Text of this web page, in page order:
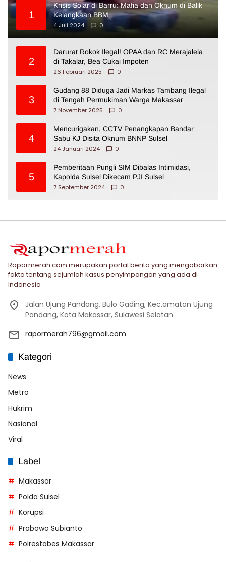
1
Krisis Solar di Barru: Mafia dan Oknum di Balik
Kelangkaan BBM
4 Juli 2024
0
2
Darurat Rokok Ilegal! OPAA dan RC Merajalela
di Takalar, Bea Cukai Impoten
26 Februari 2025
0
3
Gudang 88 Diduga Jadi Markas Tambang Ilegal
di Tengah Permukiman Warga Makassar
7 November 2025
0
4
Mencurigakan, CCTV Penangkapan Bandar
Sabu KJ Disita Oknum BNNP Sulsel
24 Januari 2024
0
5
Pemberitaan Pungli SIM Dibalas Intimidasi,
Kapolda Sulsel Dikecam PJI Sulsel
7 September 2024
0
Rapormerah.com merupakan portal berita yang mengabarkan
fakta tentang sejumlah kasus penyimpangan yang ada di
Indonesia
Jalan Ujung Pandang, Bulo Gading, Kec.amatan Ujung
Pandang, Kota Makassar, Sulawesi Selatan
rapormerah796@gmail.com
Kategori
News
Metro
Hukrim
Nasional
Viral
Label
Makassar
Polda Sulsel
Korupsi
Prabowo Subianto
Polrestabes Makassar